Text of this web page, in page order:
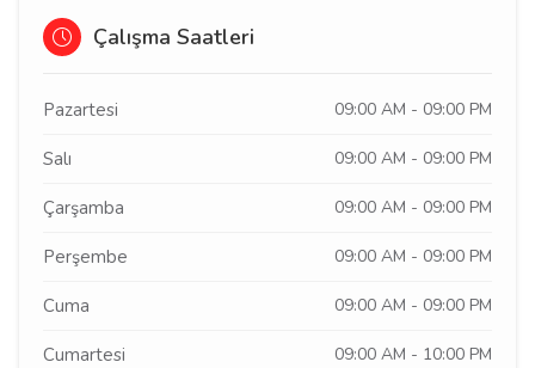
Çalışma Saatleri
Pazartesi 09:00 AM - 09:00 PM
Salı 09:00 AM - 09:00 PM
Çarşamba 09:00 AM - 09:00 PM
Perşembe 09:00 AM - 09:00 PM
Cuma 09:00 AM - 09:00 PM
Cumartesi 09:00 AM - 10:00 PM